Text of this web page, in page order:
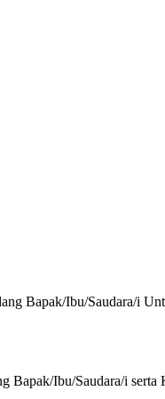
Bapak/Ibu/Saudara/i
Bapak/Ibu/Saudara/i